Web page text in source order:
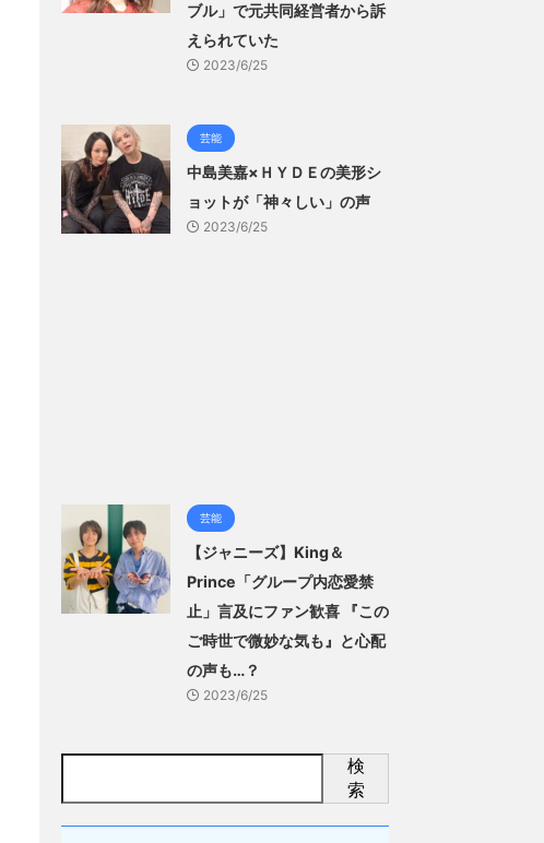
ブル」で元共同経営者から訴
えられていた
2023/6/25
芸能
中島美嘉×ＨＹＤＥの美形シ
ョットが「神々しい」の声
2023/6/25
芸能
【ジャニーズ】King＆
Prince「グループ内恋愛禁
止」言及にファン歓喜 『この
ご時世で微妙な気も』と心配
の声も…？
2023/6/25
検
索